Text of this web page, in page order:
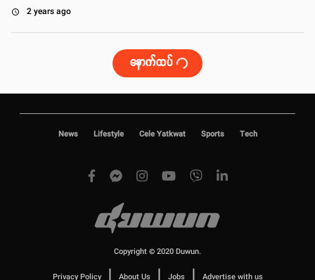
access_time 2 years ago
နောက်ထပ်
News Lifestyle Cele Yatkwat Sports Tech
Copyright © 2020 Duwun.
Privacy Policy | About Us | Jobs | Advertise with us